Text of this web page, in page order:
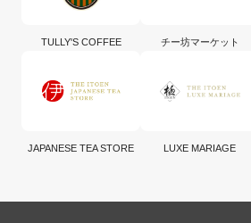
TULLY'S COFFEE チー坊マーケット
JAPANESE TEA STORE LUXE MARIAGE